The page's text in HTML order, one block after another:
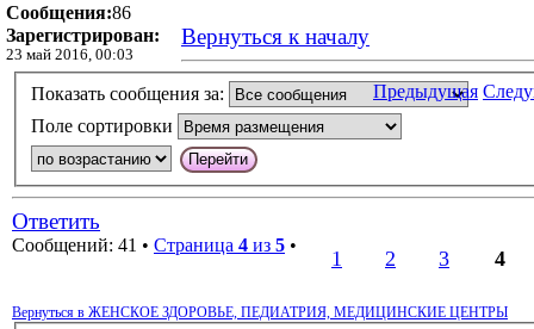
Сообщения:86
Зарегистрирован:
23 май 2016, 00:03
Вернуться к началу
Предыдущая
Показать сообщения за:
Поле сортировки
Ответить
Сообщений: 41 • Страница 4 из 5 •
1 2 3 4
Вернуться в ЖЕНСКОЕ ЗДОРОВЬЕ, ПЕДИАТРИЯ, МЕДИЦИНСКИЕ ЦЕНТРЫ